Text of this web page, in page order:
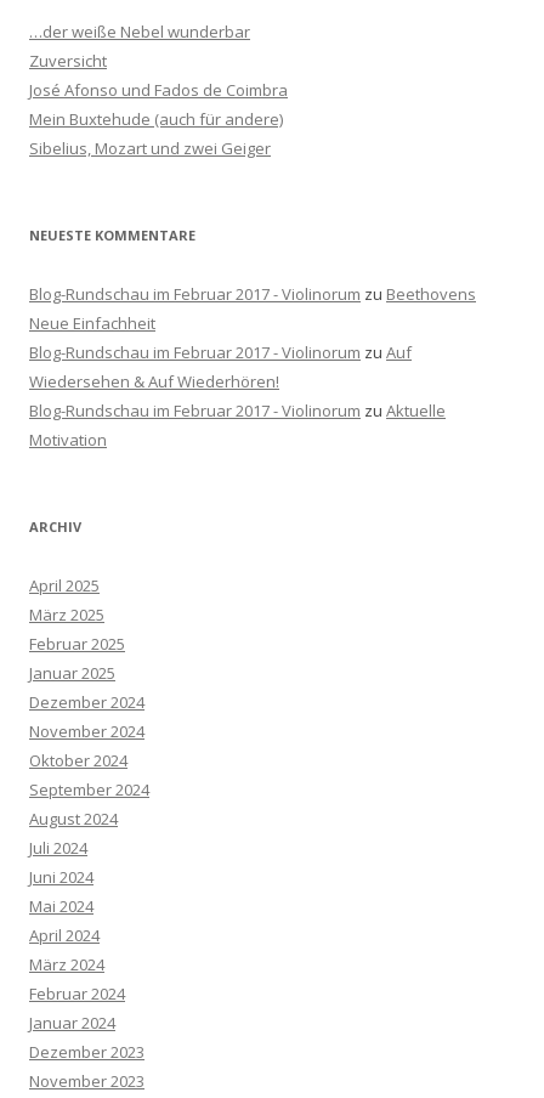
n
a
c
h
…der weiße Nebel wunderbar
Zuversicht
José Afonso und Fados de Coimbra
Mein Buxtehude (auch für andere)
Sibelius, Mozart und zwei Geiger
NEUESTE KOMMENTARE
Blog-Rundschau im Februar 2017 - Violinorum zu Beethovens
Neue Einfachheit
Blog-Rundschau im Februar 2017 - Violinorum zu Auf
Wiedersehen & Auf Wiederhören!
Blog-Rundschau im Februar 2017 - Violinorum zu Aktuelle
Motivation
ARCHIV
April 2025
März 2025
Februar 2025
Januar 2025
Dezember 2024
November 2024
Oktober 2024
September 2024
August 2024
Juli 2024
Juni 2024
Mai 2024
April 2024
März 2024
Februar 2024
Januar 2024
Dezember 2023
November 2023